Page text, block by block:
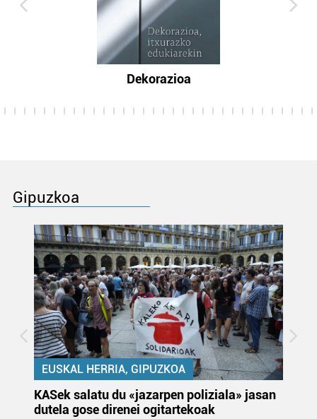
Dekorazioa
Gipuzkoa
EUSKAL HERRIA, GIPUZKOA
KASek salatu du «jazarpen poliziala» jasan
dutela gose direnei ogitartekoak